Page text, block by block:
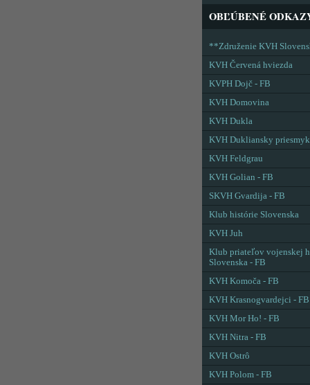
OBĽÚBENÉ
**Združenie KVH
KVH Červená hviezda
KVPH Dojč - FB
KVH Domovina
KVH Dukla
KVH Dukliansky priesmyk
KVH Feldgrau
KVH Golian - FB
SKVH Gvardija - FB
Klub histórie Slovenska
KVH Juh
Klub priateľov vojenskej
Slovenska - FB
KVH Komoča - FB
KVH Krasnogvardejci - FB
KVH Mor Ho! - FB
KVH Nitra - FB
KVH Ostrô
KVH Polom - FB